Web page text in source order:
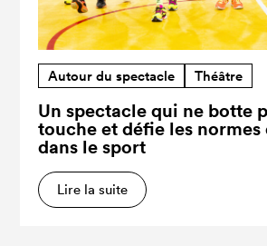
Autour du spectacle Théâtre
Un spectacle qui ne botte
touche et défie les normes
dans le sport
Lire la suite